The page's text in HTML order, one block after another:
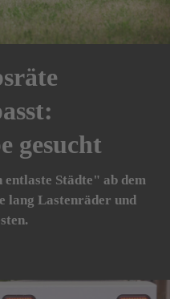
gesucht
Städte" ab dem
lang Lastenräder und